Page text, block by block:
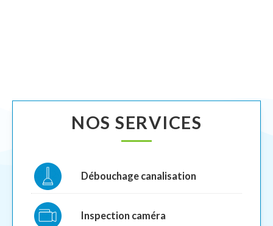
NOS SERVICES
Débouchage canalisation
Inspection caméra